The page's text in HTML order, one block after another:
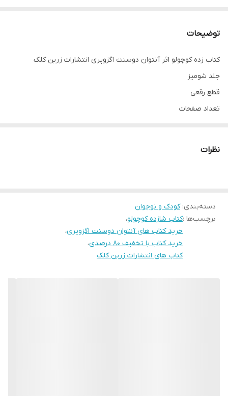
توضیحات
کتاب زده کوچولو اثر آنتوان دوسنت اگزوپری انتشارات زرین کلک
جلد شومیز
قطع رقعی
تعداد صفحات
در حال رفتن از سیاره‌ای به سیاره‌ی دیگر است که وارد زمین می‌شود. و
در بیابان با خلبانی که راوی داستان نیز هست و هواپیمایش دچار نقص
فنی شده و سقوط کرده، آشنا می‌شود. نام کتاب نیز از اسم همان موجود
فضایی یعنی «شازده کوچولو» برداشت شده است. «شازده کوچولو»
نظرات
دسته‌بندی:کودک و نوجوان
برچسب‌ها :کتاب شازده کوچولو،
خرید کتاب های آنتوان دوسنت اگزوپری،
خرید کتاب با تخفیف 80 درصدی
،
کتاب های انتشارات زرین کلک